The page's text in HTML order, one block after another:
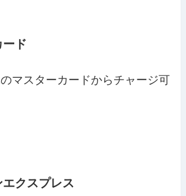
ード
マスターカードからチャージ可
クスプレス